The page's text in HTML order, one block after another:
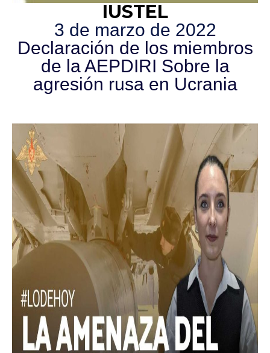
IUSTEL
3 de marzo de 2022
Declaración de los miembros
de la AEPDIRI Sobre la
agresión rusa en Ucrania